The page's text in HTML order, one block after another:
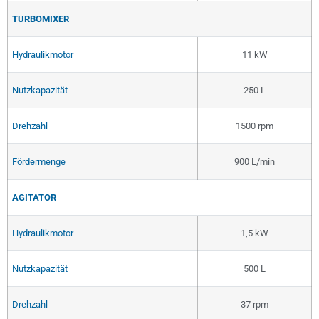
TURBOMIXER
Hydraulikmotor 11 kW
Nutzkapazität 250 L
Drehzahl 1500 rpm
Fördermenge 900 L/min
AGITATOR
Hydraulikmotor 1,5 kW
Nutzkapazität 500 L
Drehzahl 37 rpm